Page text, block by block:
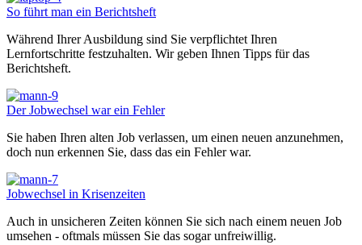
So führt man ein Berichtsheft
Während Ihrer Ausbildung sind Sie verpflichtet Ihren
Lernfortschritte festzuhalten. Wir geben Ihnen Tipps für das
Berichtsheft.
Der Jobwechsel war ein Fehler
Sie haben Ihren alten Job verlassen, um einen neuen anzunehmen,
doch nun erkennen Sie, dass das ein Fehler war.
Jobwechsel in Krisenzeiten
Auch in unsicheren Zeiten können Sie sich nach einem neuen Job
umsehen - oftmals müssen Sie das sogar unfreiwillig.